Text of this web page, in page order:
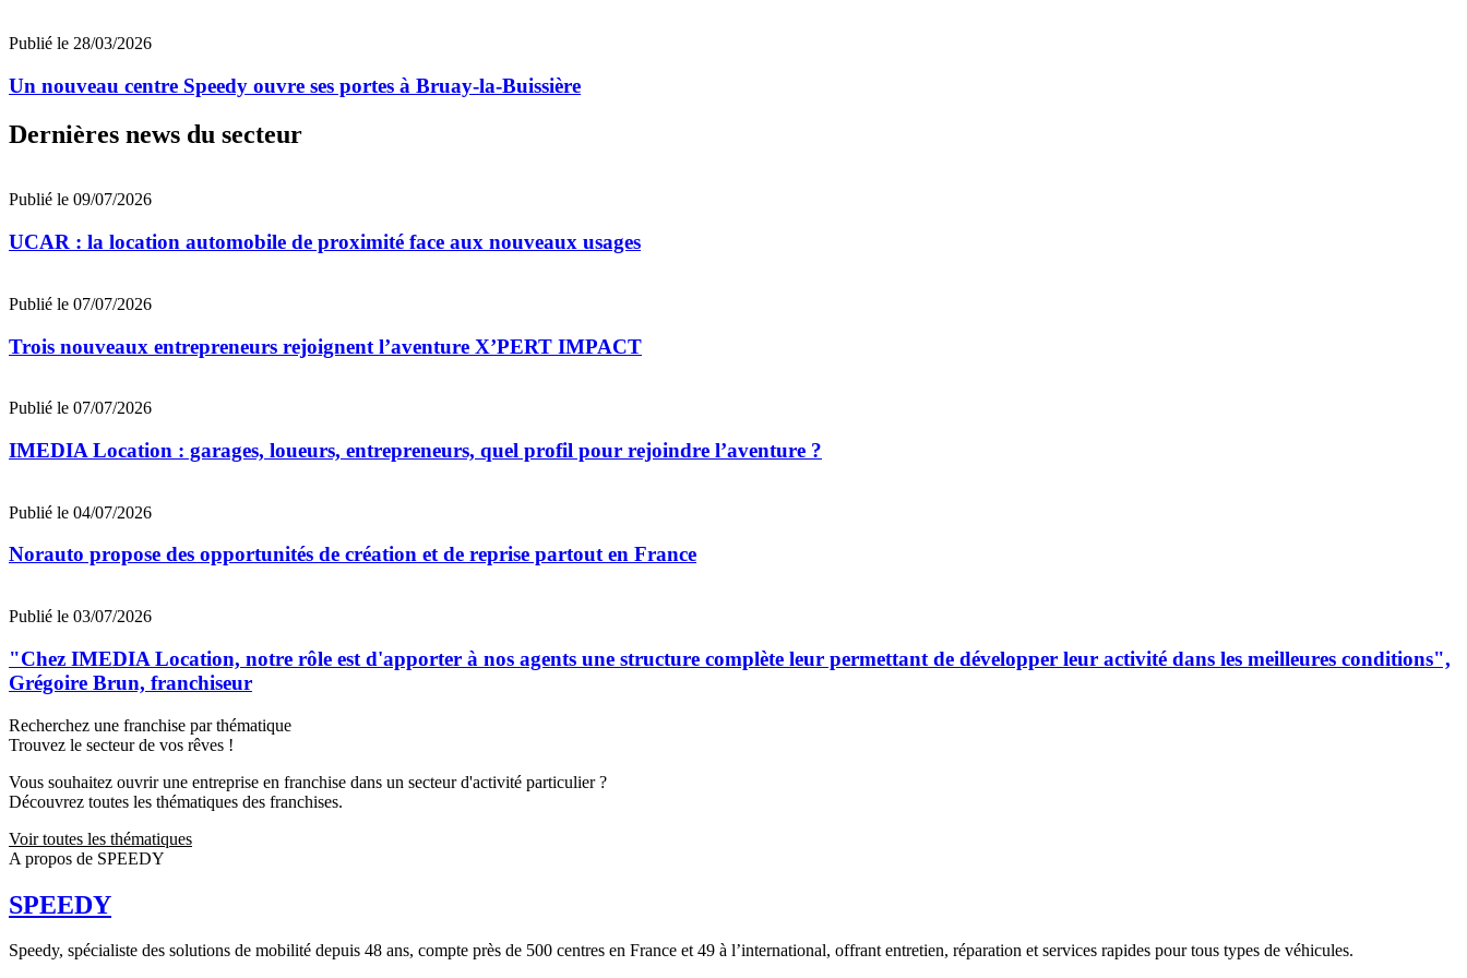
Publié le 28/03/2026
Un nouveau centre Speedy ouvre ses portes à Bruay-la-Buissière
Dernières news du secteur
Publié le 09/07/2026
UCAR : la location automobile de proximité face aux nouveaux usages
Publié le 07/07/2026
Trois nouveaux entrepreneurs rejoignent l’aventure X’PERT IMPACT
Publié le 07/07/2026
IMEDIA Location : garages, loueurs, entrepreneurs, quel profil pour rejoindre l’aventure ?
Publié le 04/07/2026
Norauto propose des opportunités de création et de reprise partout en France
Publié le 03/07/2026
"Chez IMEDIA Location, notre rôle est d'apporter à nos agents une structure complète leur permettant de développer leur activité dans les meilleures conditions",
Grégoire Brun, franchiseur
Recherchez une franchise par thématique
Trouvez le secteur de vos rêves !
Vous souhaitez ouvrir une entreprise en franchise dans un secteur d'activité particulier ?
Découvrez toutes les thématiques des franchises.
Voir toutes les thématiques
A propos de SPEEDY
SPEEDY
Speedy, spécialiste des solutions de mobilité depuis 48 ans, compte près de 500 centres en France et 49 à l’international, offrant entretien, réparation et services rapides pour tous types de véhicules.